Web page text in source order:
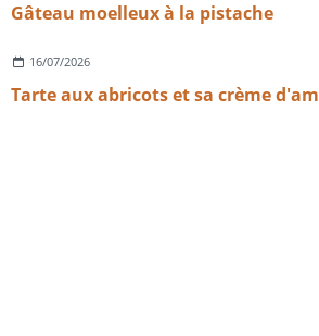
Gâteau moelleux à la pistache
16/07/2026
Tarte aux abricots et sa crème